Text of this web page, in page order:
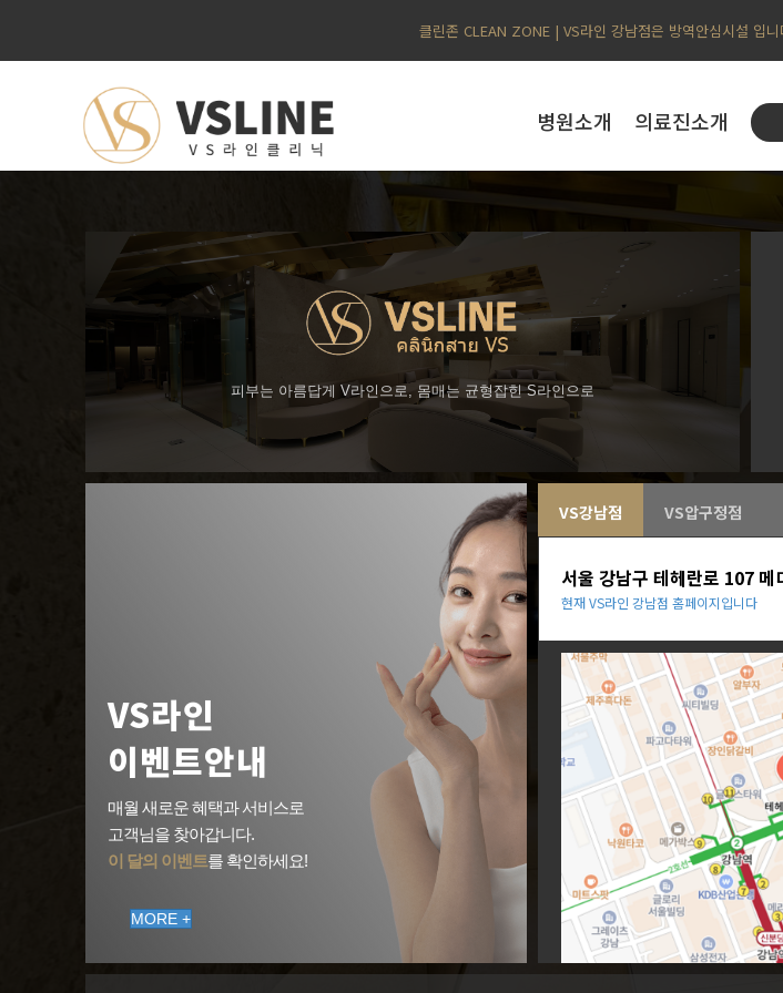
클린존 CLEAN ZONE | VS라인 강남점은 방역안심시설 입
병원소개 의료진소개
피부는 아름답게 V라인으로, 몸매는 균형잡힌 S라인으로
VS라인
이벤트안내
매월 새로운 혜택과 서비스로
고객님을 찾아갑니다.
이 달의 이벤트를 확인하세요!
MORE +
VS강남점 VS압구정점
서울 강남구 테헤란로 107
현재 VS라인 강남점 홈페이지입니다